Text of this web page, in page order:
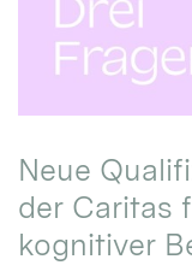
Neue
der Caritas
kognitiver